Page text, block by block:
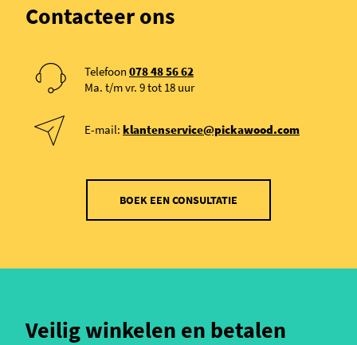
Contacteer ons
Telefoon 078 48 56 62
Ma. t/m vr. 9 tot 18 uur
E-mail: klantenservice@pickawood.com
BOEK EEN CONSULTATIE
Veilig winkelen en betalen